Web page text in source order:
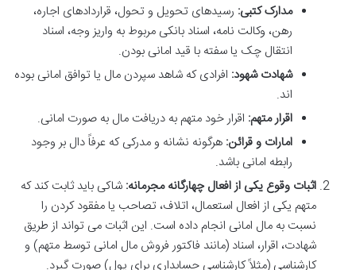
مدارک کتبی: رسیدهای تحویل و تحول، قراردادهای اجاره،
رهن، وکالت نامه، اسناد بانکی مربوط به واریز وجه، اسناد
انتقال چک یا سفته با قید امانی بودن.
شهادت شهود: افرادی که شاهد سپردن مال یا توافق امانی بوده
اند.
اقرار متهم: اقرار خود متهم به دریافت مال به صورت امانی.
امارات و قرائن: هرگونه نشانه و مدرکی که عرفاً دال بر وجود
رابطه امانی باشد.
اثبات وقوع یکی از افعال چهارگانه مجرمانه: شاکی باید ثابت کند که
متهم یکی از افعال استعمال، اتلاف، تصاحب یا مفقود کردن را
نسبت به مال امانی انجام داده است. این اثبات می تواند از طریق
شهادت، اقرار، اسناد (مانند فاکتور فروش مال امانی توسط متهم) و
کارشناسی (مثلاً کارشناسی حسابداری برای پول) صورت گیرد.